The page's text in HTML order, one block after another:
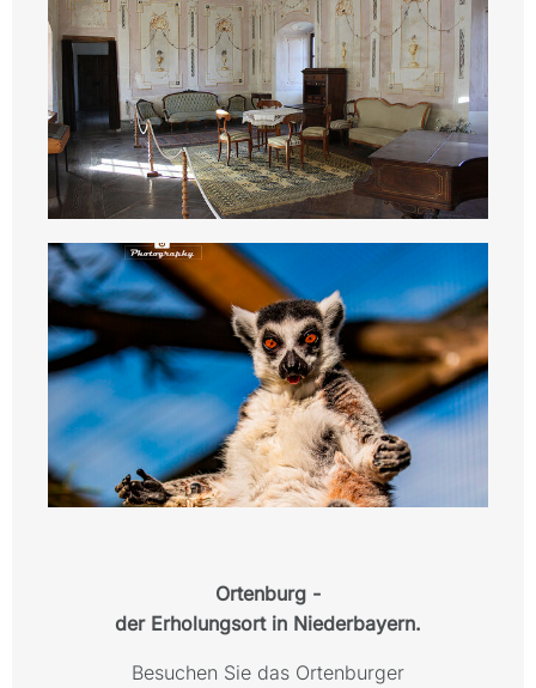
Ortenburg -
der Erholungsort in Niederbayern.
Besuchen Sie das Ortenburger